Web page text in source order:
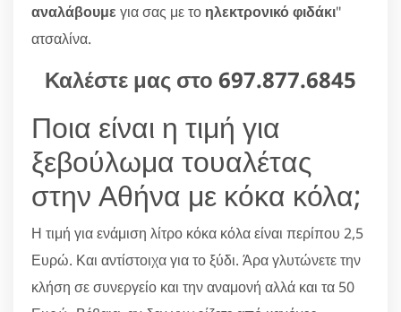
αναλάβουμε για σας με το ηλεκτρονικό φιδάκι"
ατσαλίνα.
Καλέστε μας στο 697.877.6845
Ποια είναι η τιμή για
ξεβούλωμα τουαλέτας
στην Αθήνα με κόκα κόλα;
Η τιμή για ενάμιση λίτρο κόκα κόλα είναι περίπου 2,5
Ευρώ. Και αντίστοιχα για το ξύδι. Άρα γλυτώνετε την
κλήση σε συνεργείο και την αναμονή αλλά και τα 50